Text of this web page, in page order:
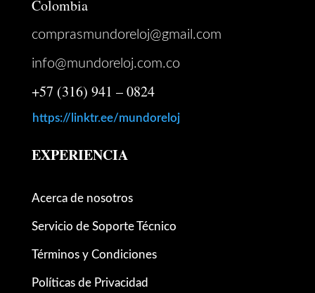
Colombia
comprasmundoreloj@gmail.com
info@mundoreloj.com.co
+57 (316) 941 – 0824
https://linktr.ee/mundoreloj
EXPERIENCIA
Acerca de nosotros
Servicio de Soporte Técnico
Términos y Condiciones
Políticas de Privacidad